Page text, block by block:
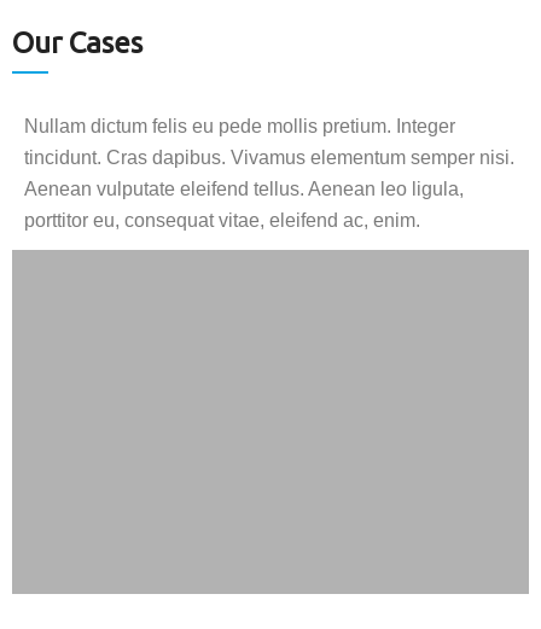
Our Cases
Nullam dictum felis eu pede mollis pretium. Integer
tincidunt. Cras dapibus. Vivamus elementum semper nisi.
Aenean vulputate eleifend tellus. Aenean leo ligula,
porttitor eu, consequat vitae, eleifend ac, enim.